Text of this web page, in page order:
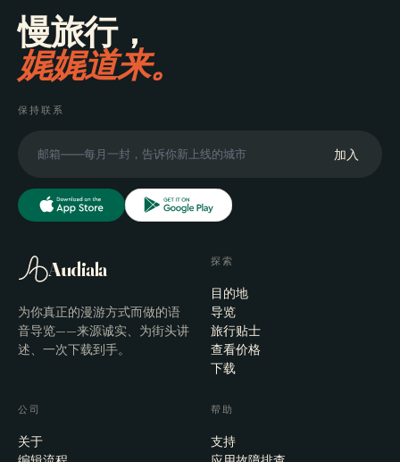
慢旅行，
娓娓道来。
保持联系
加入
Audiala
为你真正的漫游方式而做的语
音导览——来源诚实、为街头讲
述、一次下载到手。
探索
目的地
导览
旅行贴士
查看价格
下载
公司
关于
帮助
支持